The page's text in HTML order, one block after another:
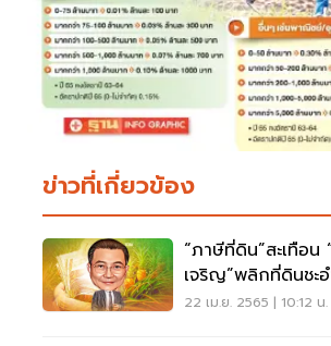
ข่าวที่เกี่ยวข้อง
“ภาษีที่ดิน”สะเทือน
เจริญ”พลิกที่ดินชะ
สับปะรด
22 เม.ย. 2565 | 10:12 น.